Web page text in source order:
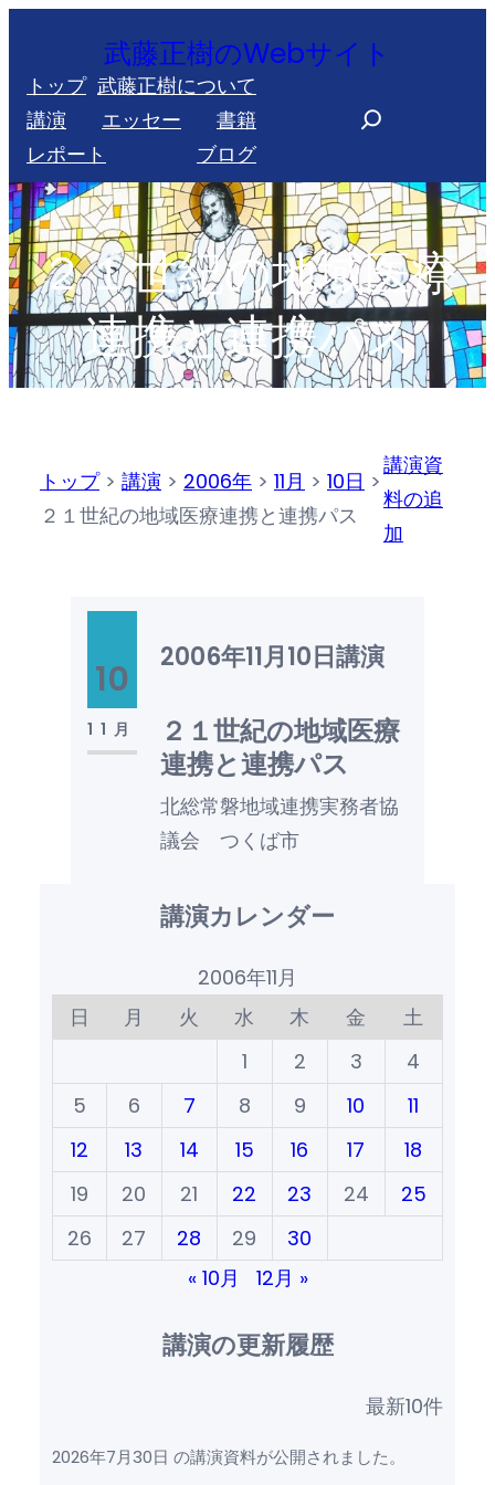
を
ス
キ
ッ
プ
武藤正樹のWebサイト
トップ 武藤正樹について
講演
エッセー
書籍
レポート
ブログ
r
c
h
２１世紀の地域医療
連携と連携パス
トップ> 講演 > 2006年 > 11月 > 10日 >
２１世紀の地域医療連携と連携パス
講演資
料の追
加
10
11月
2006年11月10日講演
２１世紀の地域医療
連携と連携パス
北総常磐地域連携実務者協
議会 つくば市
講演カレンダー
2006年11月
日
月 火 水 木 金
土
1
2 3
4
5
6 7 8 9 10
11
12
13 14 15 16 17
18
19
20 21 22 23 24
25
26
27 28 29
30
« 10月
12月 »
講演の更新履歴
最新10件
2026年7月30日 の講演資料が公開されました。